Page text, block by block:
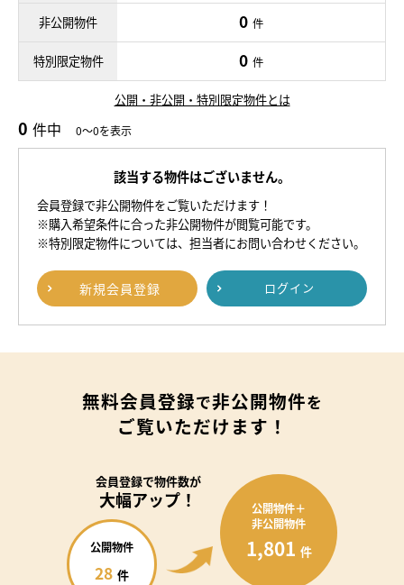
非公開物件 0 件
特別限定物件 0 件
公開・非公開・特別限定物件とは
0 件中 0～0を表示
該当する物件はございません。
会員登録で非公開物件をご覧いただけます！
※購入希望条件に合った非公開物件が閲覧可能です。
※特別限定物件については、担当者にお問い合わせください。
新規会員登録 ログイン
無料会員登録で非公開物件を
ご覧いただけます！
会員登録で物件数が
大幅アップ！
公開物件
28 件
公開物件＋
非公開物件
1,801 件